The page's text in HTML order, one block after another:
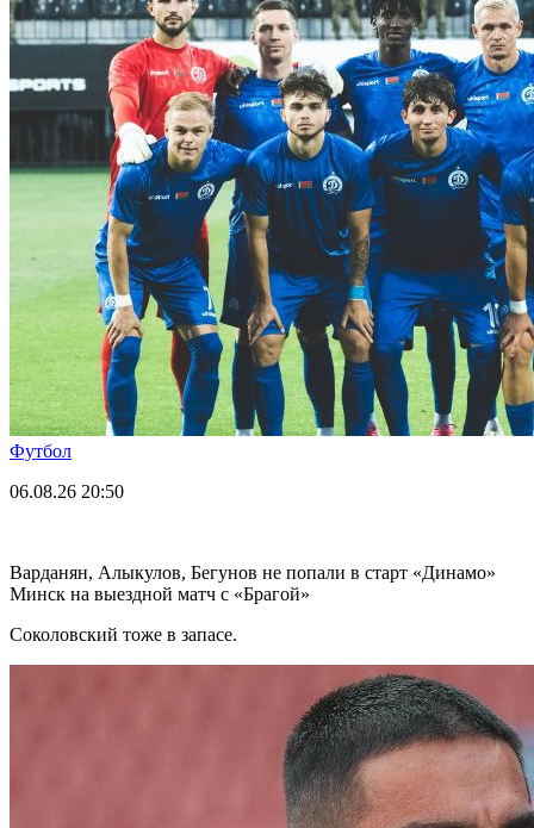
Футбол
06.08.26 20:50
Варданян, Алыкулов, Бегунов не попали в старт «Динамо»
Минск на выездной матч с «Брагой»
Соколовский тоже в запасе.